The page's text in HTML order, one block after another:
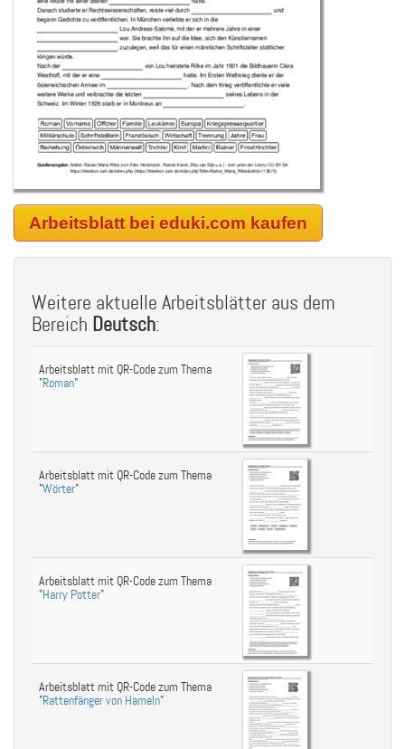
Arbeitsblatt bei eduki.com kaufen
Weitere aktuelle Arbeitsblätter aus dem
Bereich Deutsch:
Arbeitsblatt mit QR-Code zum Thema
"Roman"
Arbeitsblatt mit QR-Code zum Thema
"Wörter"
Arbeitsblatt mit QR-Code zum Thema
"Harry Potter"
Arbeitsblatt mit QR-Code zum Thema
"Rattenfänger von Hameln"